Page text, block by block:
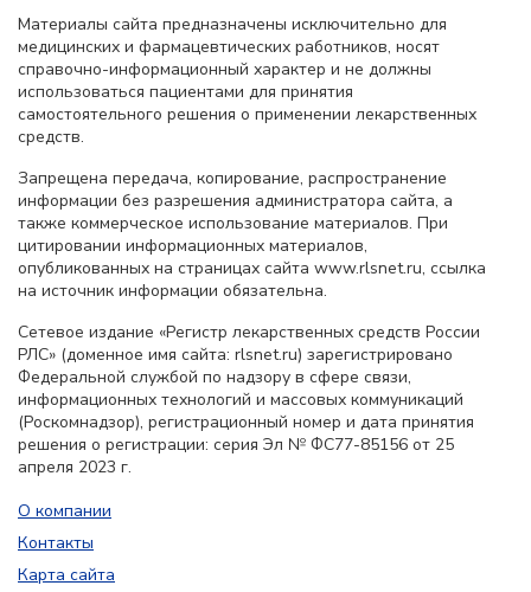
Материалы сайта предназначены исключительно для
медицинских и фармацевтических работников, носят
справочно-информационный характер и не должны
использоваться пациентами для принятия
самостоятельного решения о применении лекарственных
средств.
Запрещена передача, копирование, распространение
информации без разрешения администратора сайта, а
также коммерческое использование материалов. При
цитировании информационных материалов,
опубликованных на страницах сайта www.rlsnet.ru, ссылка
на источник информации обязательна.
Сетевое издание «Регистр лекарственных средств России
РЛС» (доменное имя сайта: rlsnet.ru) зарегистрировано
Федеральной службой по надзору в сфере связи,
информационных технологий и массовых коммуникаций
(Роскомнадзор), регистрационный номер и дата принятия
решения о регистрации: серия Эл № ФС77-85156 от 25
апреля 2023 г.
О компании
Контакты
Карта сайта